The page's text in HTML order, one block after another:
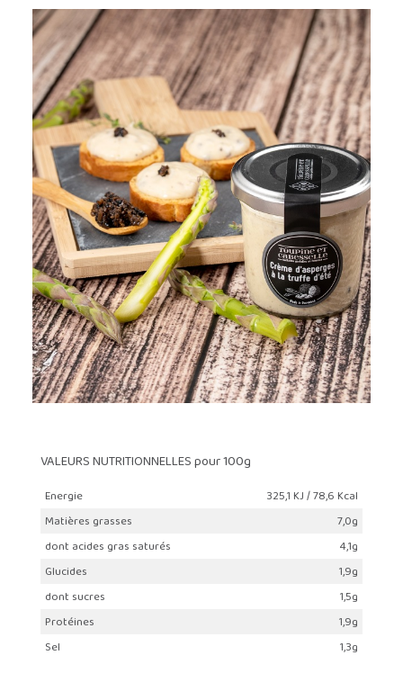
VALEURS NUTRITIONNELLES pour 100g
Energie
325,1 KJ / 78,6 Kcal
Matières grasses
7,0g
dont acides gras saturés
4,1g
Glucides
1,9g
dont sucres
1,5g
Protéines
1,9g
Sel
1,3g